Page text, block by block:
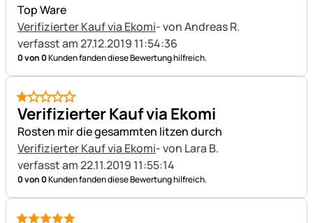
Top Ware
Verifizierter Kauf via Ekomi- von Andreas R.
verfasst am 27.12.2019 11:54:36
0 von 0Kunden fanden diese Bewertung hilfreich.
1 von 5
Verifizierter Kauf via Ekomi
Rosten mir die gesammten litzen durch
Verifizierter Kauf via Ekomi- von Lara B.
verfasst am 22.11.2019 11:55:14
0 von 0Kunden fanden diese Bewertung hilfreich.